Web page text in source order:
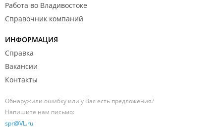
Работа во Владивостоке
Справочник компаний
ИНФОРМАЦИЯ
Справка
Вакансии
Контакты
Обнаружили ошибку или у Вас есть предложения?
Напишите нам письмо:
spr@VL.ru